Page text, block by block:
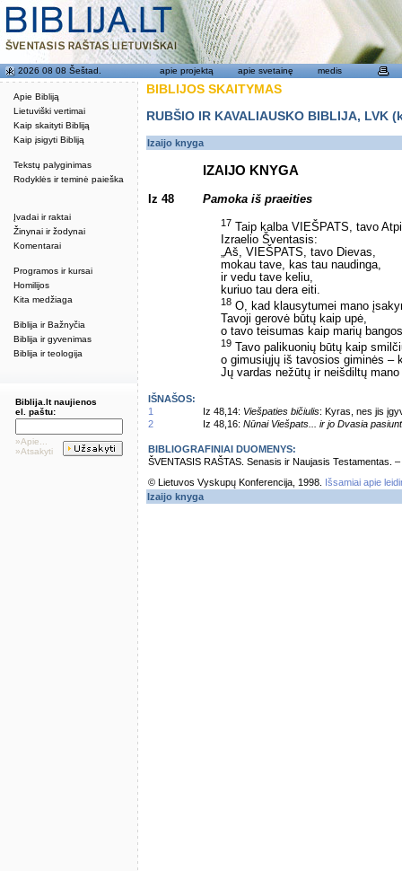
Apie Bibliją
Lietuviški vertimai
Kaip skaityti Bibliją
Kaip įsigyti Bibliją
Tekstų palyginimas
Rodyklės ir teminė paieška
Įvadai ir raktai
Žinynai ir žodynai
Komentarai
Programos ir kursai
Homilijos
Kita medžiaga
Biblija ir Bažnyčia
Biblija ir gyvenimas
Biblija ir teologija
2026 08 08 Šeštad. apie projektą apie svetainę medis
Biblija.lt naujienos
el. paštu:
»Apie...
»Atsakyti
BIBLIJOS SKAITYMAS
RUBŠIO IR KAVALIAUSKO BIBLIJA,
Izaijo knyga
IZAIJO KNYGA
Iz 48 Pamoka iš praeities
17 Taip kalba VIEŠPATS, tavo
Izraelio Šventasis:
„Aš, VIEŠPATS, tavo Dievas,
mokau tave, kas tau naudinga,
ir vedu tave keliu,
kuriuo tau dera eiti.
18 O, kad klausytumei mano
Tavoji gerovė būtų kaip upė,
o tavo teisumas kaip marių
19 Tavo palikuonių būtų kaip
o gimusiųjų iš tavosios giminės –
Jų vardas nežūtų ir neišdiltų mano
IŠNAŠOS:
1
Iz 48,14: Viešpaties bičiulis: Kyras, nes jis
2
Iz 48,16: Nūnai Viešpats... ir jo Dvasia
BIBLIOGRAFINIAI DUOMENYS:
ŠVENTASIS RAŠTAS. Senasis ir Naujasis Testamentas.
© Lietuvos Vyskupų Konferencija, 1998.
Išsamiai apie
Izaijo knyga